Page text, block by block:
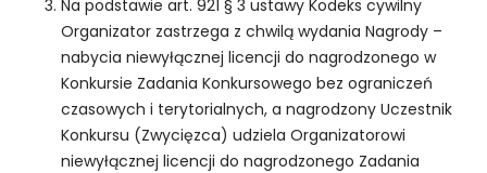
Na podstawie art. 921 § 3 ustawy Kodeks cywilny
Organizator zastrzega z chwilą wydania Nagrody –
nabycia niewyłącznej licencji do nagrodzonego w
Konkursie Zadania Konkursowego bez ograniczeń
czasowych i terytorialnych, a nagrodzony Uczestnik
Konkursu (Zwycięzca) udziela Organizatorowi
niewyłącznej licencji do nagrodzonego Zadania